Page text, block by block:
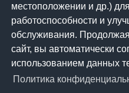
местоположении и др.)
работоспособности и
обслуживания.
сайт, вы автоматически
использованием данных
Политика